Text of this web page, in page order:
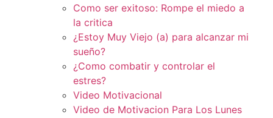
Como ser exitoso: Rompe el miedo a
la critica
¿Estoy Muy Viejo (a) para alcanzar mi
sueño?
¿Como combatir y controlar el
estres?
Video Motivacional
Video de Motivacion Para Los Lunes